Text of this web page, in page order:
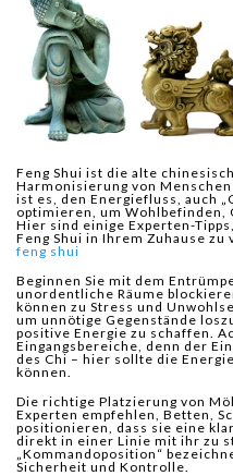
Feng Shui ist die alte
Harmonisierung von
ist es, den Energiefluss, auch
optimieren, um Wohlbefinden,
Hier sind einige Experten-
Feng Shui in Ihrem Zuhause zu
feng shui
Beginnen Sie mit dem
unordentliche Räume
können zu Stress und
um unnötige Gegenstände
positive Energie zu schaffen.
Eingangsbereiche, denn der
des Chi – hier sollte die
können.
Die richtige Platzierung von
Experten empfehlen, Betten,
positionieren, dass sie eine
direkt in einer Linie mit ihr zu
„Kommandoposition“
Sicherheit und Kontrolle.